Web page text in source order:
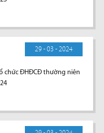
29 - 03 - 2024
chức ĐHĐCĐ thường niên